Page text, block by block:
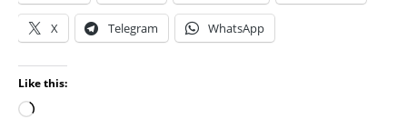
X Telegram WhatsApp
Like this: